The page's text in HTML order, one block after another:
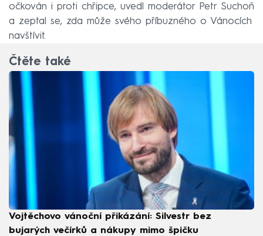
očkován i proti chřipce, uvedl moderátor Petr Suchoň
a zeptal se, zda může svého příbuzného o Vánocích
navštívit.
Čtěte také
Vojtěchovo vánoční přikázání: Silvestr bez
bujarých večírků a nákupy mimo špičku